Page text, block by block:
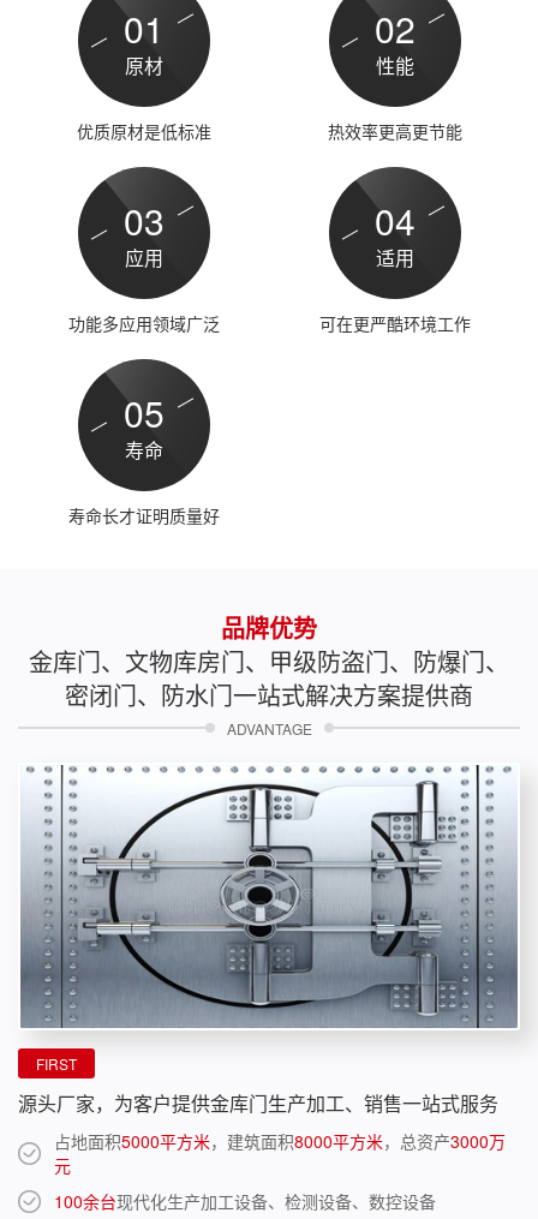
01
原材
优质原材是低标准
02
性能
热效率更高更节能
03
应用
功能多应用领域广泛
04
适用
可在更严酷环境工作
05
寿命
寿命长才证明质量好
品牌优势
金库门、文物库房门、甲级防盗门、防爆门、
密闭门、防水门一站式解决方案提供商
ADVANTAGE
FIRST
源头厂家，为客户提供金库门生产加工、销售一站式服务
占地面积5000平方米，建筑面积8000平方米，总资产3000万
元
100余台现代化生产加工设备、检测设备、数控设备